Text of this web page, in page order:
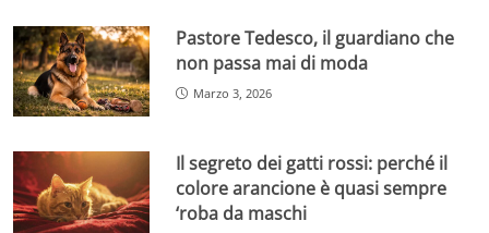
Pastore Tedesco, il guardiano che
non passa mai di moda
Marzo 3, 2026
Il segreto dei gatti rossi: perché il
colore arancione è quasi sempre
‘roba da maschi